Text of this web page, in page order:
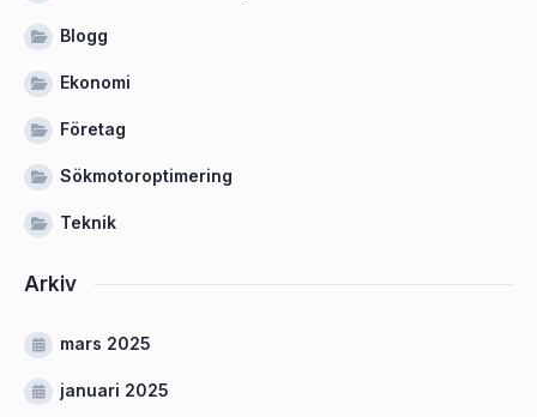
Blogg
Ekonomi
Företag
Sökmotoroptimering
Teknik
Arkiv
mars 2025
januari 2025